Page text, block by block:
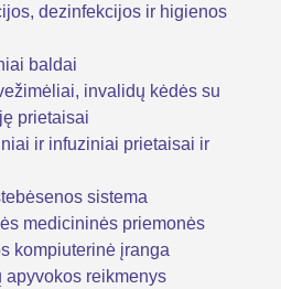
dezinfekcijos ir higienos
baldai
invalidų kėdės su
prietaisai
ir infuziniai prietaisai ir
sistema
medicininės priemonės
kompiuterinė įranga
reikmenys